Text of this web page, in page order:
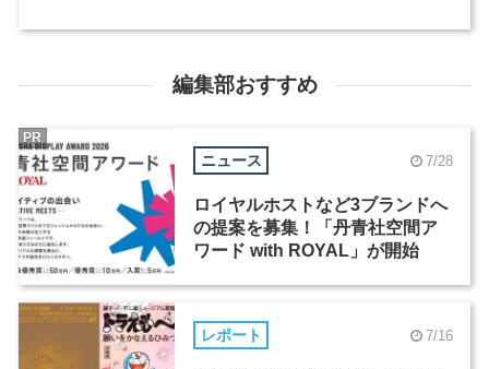
編集部おすすめ
ニュース 7/28
ロイヤルホストなど3ブランドへ
の提案を募集！「丹青社空間ア
ワード with ROYAL」が開始
PR
レポート 7/16